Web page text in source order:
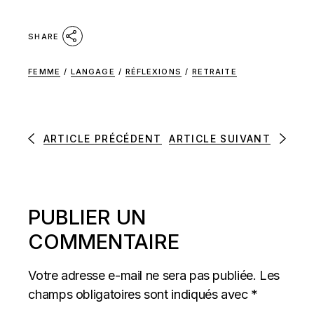
SHARE
FEMME / LANGAGE / RÉFLEXIONS / RETRAITE
ARTICLE PRÉCÉDENT ARTICLE SUIVANT
PUBLIER UN
COMMENTAIRE
Votre adresse e-mail ne sera pas publiée. Les
champs obligatoires sont indiqués avec *